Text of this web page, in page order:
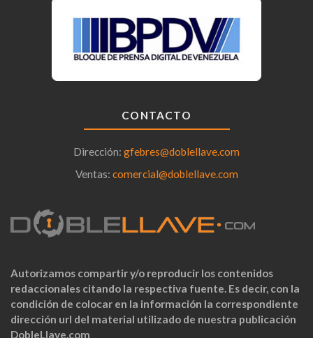
CONTACTO
Dirección: gfebres@doblellave.com
Ventas: comercial@doblellave.com
Autorizamos compartir y/o reproducir los contenidos
redaccionales citando la respectiva fuente. Es decir, con la
condición de colocar en la información la correspondiente
dirección url del material utilizado de nuestra publicación
DobleLlave.com